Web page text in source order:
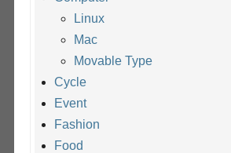
Linux
Mac
Movable Type
Cycle
Event
Fashion
Food